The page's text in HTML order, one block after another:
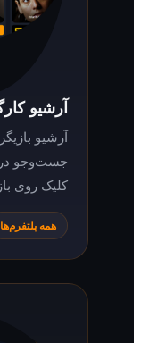
آرشیو کارگردانان و
آرشیو بازیگران و
جست‌وجو در سایت قرار
کلیک روی بازیگر، به
همه پلتفرم‌ها